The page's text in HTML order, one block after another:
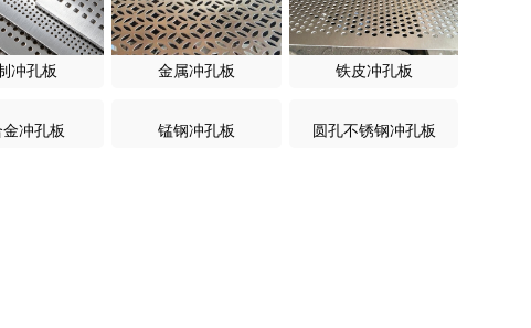
冲孔板 金属冲孔板 铁皮冲孔板
锰钢冲孔板 圆孔不锈钢冲孔板